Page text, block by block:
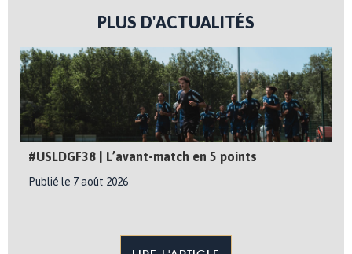
PLUS D'ACTUALITÉS
#USLDGF38 | L’avant-match en 5 points
Publié le 7 août 2026